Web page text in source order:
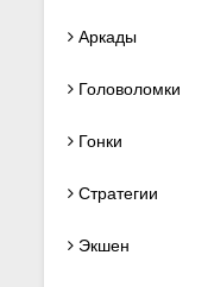
Аркады
Головоломки
Гонки
Стратегии
Экшен